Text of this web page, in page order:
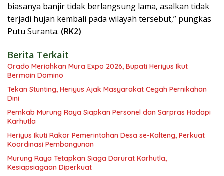
biasanya banjir tidak berlangsung lama, asalkan tidak
terjadi hujan kembali pada wilayah tersebut,” pungkas
Putu Suranta. (RK2)
Berita Terkait
Orado Meriahkan Mura Expo 2026, Bupati Heriyus Ikut
Bermain Domino
Tekan Stunting, Heriyus Ajak Masyarakat Cegah Pernikahan
Dini
Pemkab Murung Raya Siapkan Personel dan Sarpras Hadapi
Karhutla
Heriyus Ikuti Rakor Pemerintahan Desa se-Kalteng, Perkuat
Koordinasi Pembangunan
Murung Raya Tetapkan Siaga Darurat Karhutla,
Kesiapsiagaan Diperkuat